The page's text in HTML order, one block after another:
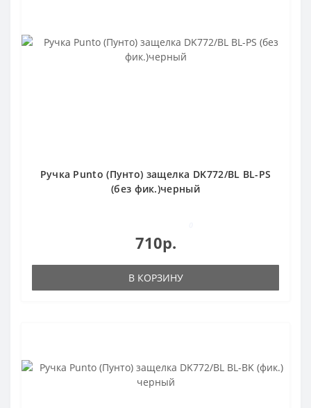
Ручка Punto (Пунто) защелка DK772/BL BL-PS
(без фик.)черный
710р.
В КОРЗИНУ